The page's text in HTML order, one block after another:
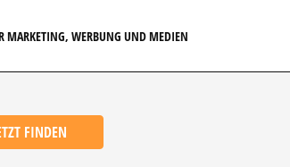
MARKETING, WERBUNG UND MEDIEN
FINDEN